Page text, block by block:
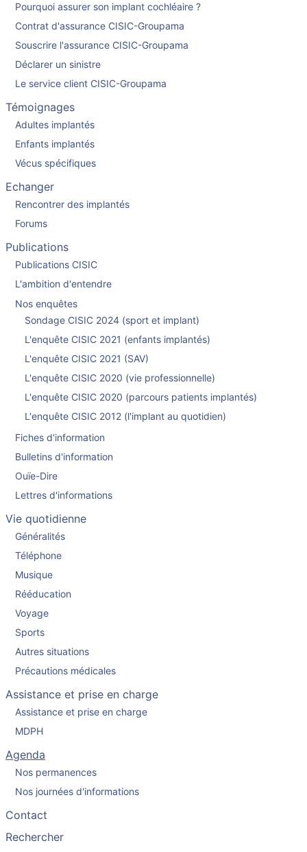
Pourquoi assurer son implant cochléaire ?
Contrat d'assurance CISIC-Groupama
Souscrire l'assurance CISIC-Groupama
Déclarer un sinistre
Le service client CISIC-Groupama
Témoignages
Adultes implantés
Enfants implantés
Vécus spécifiques
Echanger
Rencontrer des implantés
Forums
Publications
Publications CISIC
L'ambition d'entendre
Nos enquêtes
Sondage CISIC 2024 (sport et implant)
L'enquête CISIC 2021 (enfants implantés)
L'enquête CISIC 2021 (SAV)
L'enquête CISIC 2020 (vie professionnelle)
L'enquête CISIC 2020 (parcours patients implantés)
L'enquête CISIC 2012 (l'implant au quotidien)
Fiches d'information
Bulletins d'information
Ouïe-Dire
Lettres d'informations
Vie quotidienne
Généralités
Téléphone
Musique
Rééducation
Voyage
Sports
Autres situations
Précautions médicales
Assistance et prise en charge
Assistance et prise en charge
MDPH
Agenda
Nos permanences
Nos journées d'informations
Contact
Rechercher